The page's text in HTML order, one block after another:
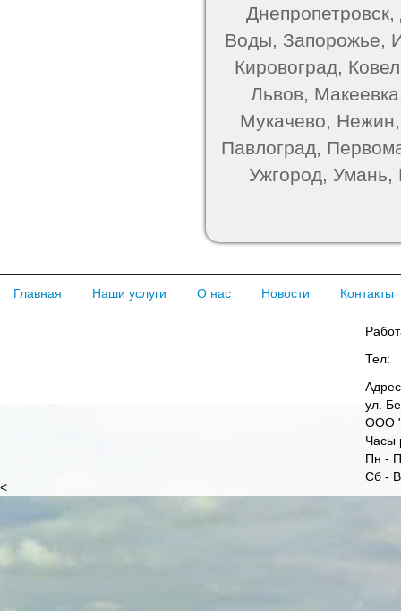
Воды, Запорожье,
Кировоград,
Львов,
Мукачево,
Павлоград,
Ужгород, Умань,
Главная Наши услуги О нас Новости Контакты
<
Тел:
ул.
ООО
Часы
Пн -
Сб -